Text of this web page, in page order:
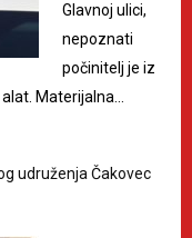
Glavnoj ulici,
nepoznati
počinitelj je iz
Materijalna…
udruženja Čakovec